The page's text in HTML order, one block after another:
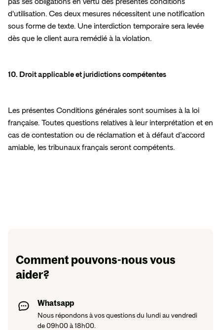
d'utilisation. Ces deux mesures nécessitent une notification
sous forme de texte. Une interdiction temporaire sera levée
dès que le client aura remédié à la violation.
10. Droit applicable et juridictions compétentes
Les présentes Conditions générales sont soumises à la loi
française. Toutes questions relatives à leur interprétation et en
cas de contestation ou de réclamation et à défaut d’accord
amiable, les tribunaux français seront compétents.
Comment pouvons-nous vous
aider?
Whatsapp
Nous répondons à vos questions du lundi au vendredi
de 09h00 à 18h00.